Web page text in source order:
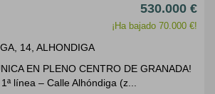
530.000 €
¡Ha bajado 70.000 €!
14, ALHONDIGA
EN PLENO CENTRO DE GRANADA!
línea – Calle Alhóndiga (z...